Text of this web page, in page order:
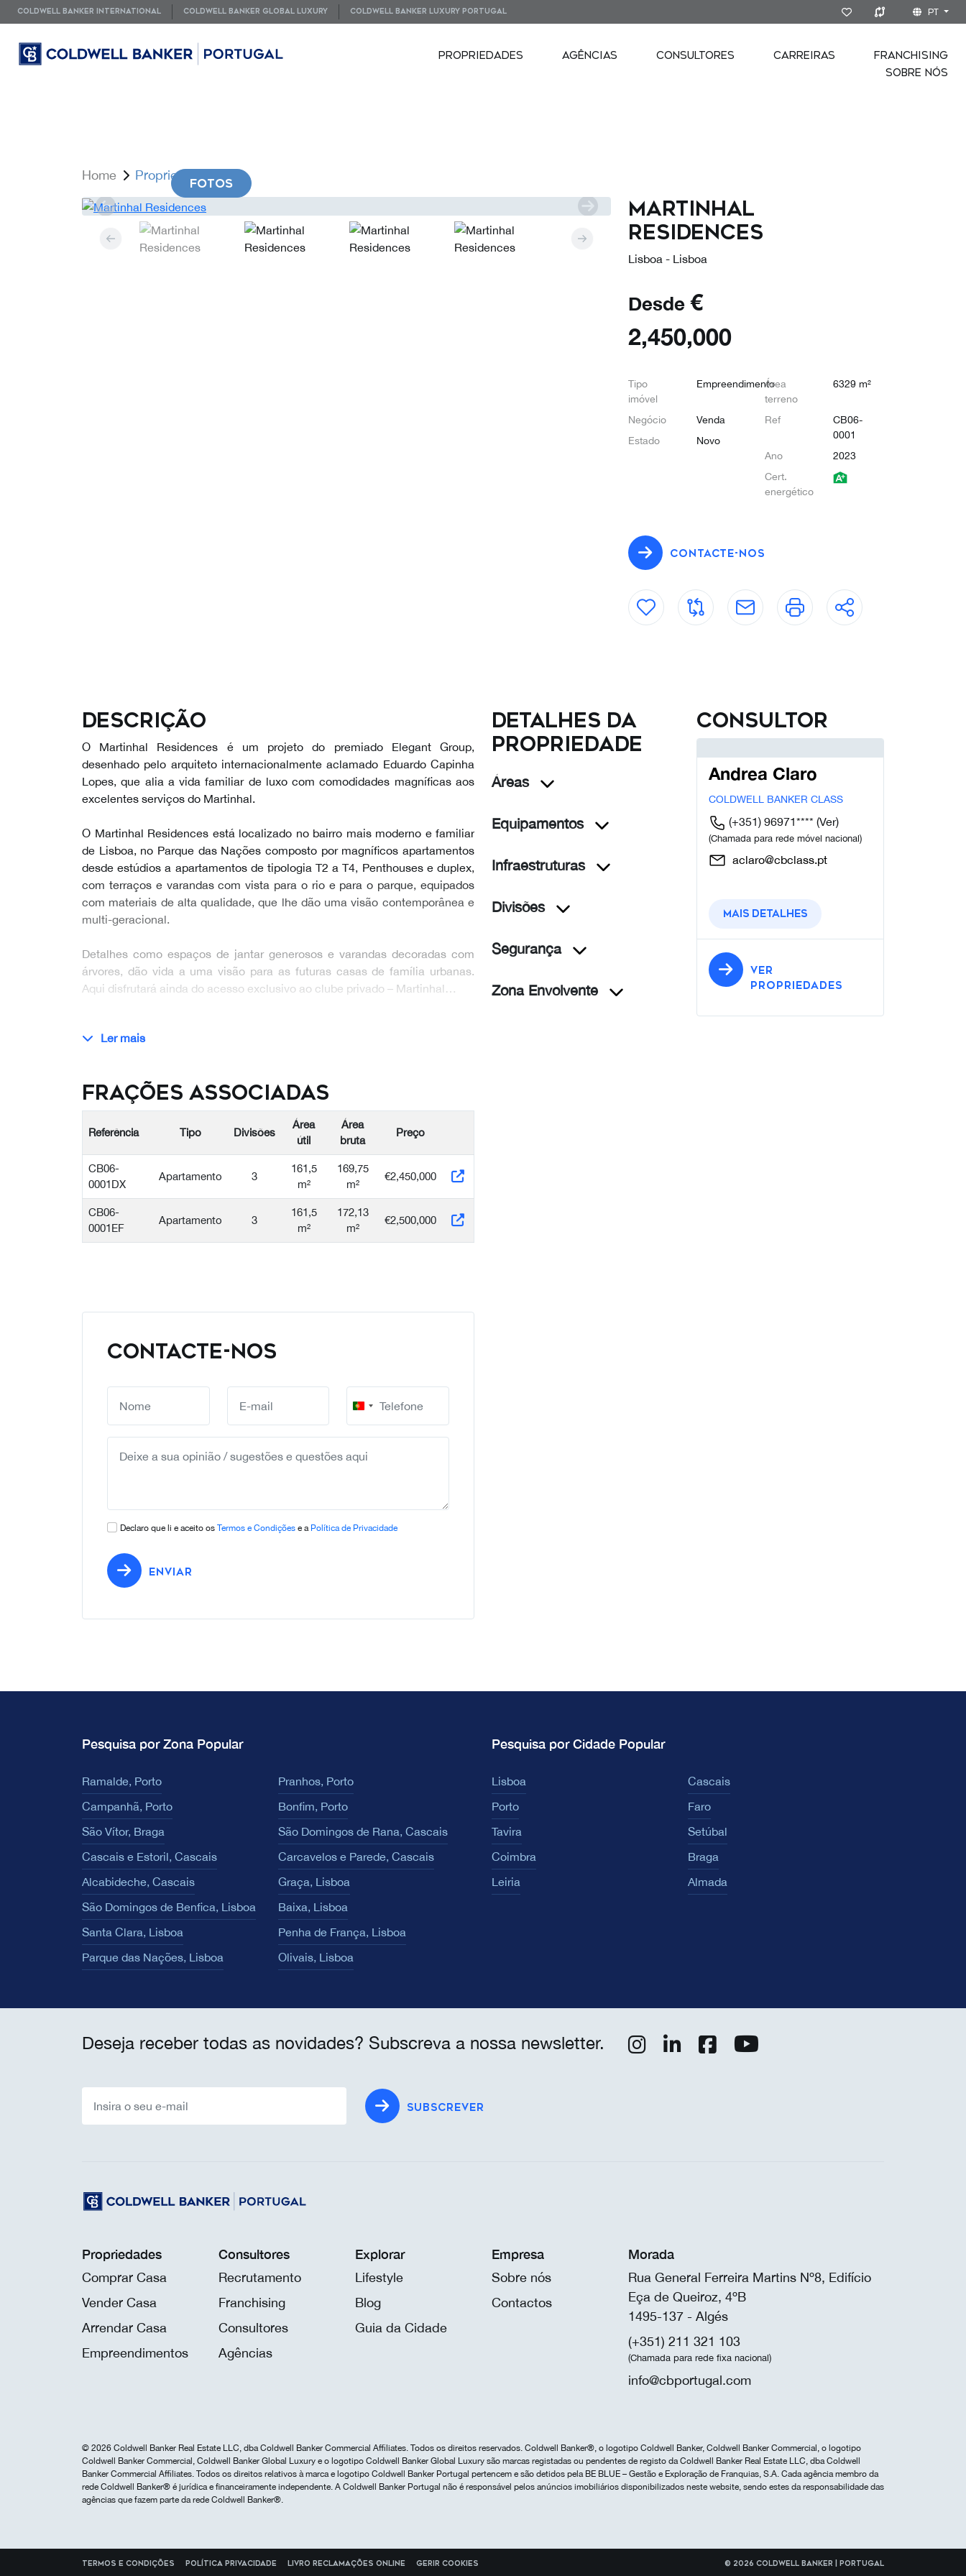
COLDWELL BANKER INTERNATIONAL COLDWELL BANKER GLOBAL LUXURY COLDWELL BANKER LUXURY PORTUGAL PT
PROPRIEDADES AGÊNCIAS CONSULTORES CARREIRAS
FRANCHISING
SOBRE NÓS
Home Propriedade
FOTOS
Martinhal
Residences
Lisboa - Lisboa
Desde €
2,450,000
Tipo
imóvel
Empreendimento
Negócio
Venda
Estado
Novo
Área
terreno
6329 m²
Ref
CB06-
0001
Ano
2023
Cert.
energético
CONTACTE-NOS
Descrição
O Martinhal Residences é um projeto do premiado Elegant Group,
desenhado pelo arquiteto internacionalmente aclamado Eduardo Capinha
Lopes, que alia a vida familiar de luxo com comodidades magníficas aos
excelentes serviços do Martinhal.
O Martinhal Residences está localizado no bairro mais moderno e familiar
de Lisboa, no Parque das Nações composto por magníficos apartamentos
desde estúdios a apartamentos de tipologia T2 a T4, Penthouses e duplex,
com terraços e varandas com vista para o rio e para o parque, equipados
com materiais de alta qualidade, que lhe dão uma visão contemporânea e
multi-geracional.
Detalhes como espaços de jantar generosos e varandas decoradas com
árvores, dão vida a uma visão para as futuras casas de família urbanas.
Aqui disfrutará ainda do acesso exclusivo ao clube privado – Martinhal…
Ler mais
Frações Associadas
Referência Tipo Divisões
Área
útil
Área
bruta
Preço
CB06-
0001DX
Apartamento 3
161,5
m²
169,75
m²
€2,450,000
CB06-
0001EF
Apartamento 3
161,5
m²
172,13
m²
€2,500,000
CONTACTE-NOS
Portugal
+351
Declaro que li e aceito os Termos e Condições e a Política de Privacidade
ENVIAR
Detalhes da
propriedade
Áreas
Equipamentos
Infraestruturas
Divisões
Segurança
Zona Envolvente
Consultor
Andrea Claro
COLDWELL BANKER CLASS
(+351) 96971**** (Ver)
(Chamada para rede móvel nacional)
aclaro@cbclass.pt
Mais detalhes
VER
PROPRIEDADES
Pesquisa por Zona Popular
Ramalde, Porto
Pranhos, Porto
Campanhã, Porto
Bonfim, Porto
São Vítor, Braga
São Domingos de Rana, Cascais
Cascais e Estoril, Cascais
Carcavelos e Parede, Cascais
Alcabideche, Cascais
Graça, Lisboa
São Domingos de Benfica, Lisboa
Baixa, Lisboa
Santa Clara, Lisboa
Penha de França, Lisboa
Parque das Nações, Lisboa
Olivais, Lisboa
Pesquisa por Cidade Popular
Lisboa
Cascais
Porto
Faro
Tavira
Setúbal
Coimbra
Braga
Leiria
Almada
Deseja receber todas as novidades? Subscreva a nossa newsletter.
SUBSCREVER
Propriedades
Comprar Casa
Vender Casa
Arrendar Casa
Empreendimentos
Consultores
Recrutamento
Franchising
Consultores
Agências
Explorar
Lifestyle
Blog
Guia da Cidade
Empresa
Sobre nós
Contactos
Morada
Rua General Ferreira Martins Nº8, Edifício
Eça de Queiroz, 4ºB
1495-137 - Algés
(+351) 211 321 103
(Chamada para rede fixa nacional)
info@cbportugal.com
© 2026 Coldwell Banker Real Estate LLC, dba Coldwell Banker Commercial Affiliates. Todos os direitos reservados. Coldwell Banker®, o logotipo Coldwell Banker, Coldwell Banker Commercial, o logotipo
Coldwell Banker Commercial, Coldwell Banker Global Luxury e o logotipo Coldwell Banker Global Luxury são marcas registadas ou pendentes de registo da Coldwell Banker Real Estate LLC, dba Coldwell
Banker Commercial Affiliates. Todos os direitos relativos à marca e logotipo Coldwell Banker Portugal pertencem e são detidos pela BE BLUE – Gestão e Exploração de Franquias, S.A. Cada agência membro da
rede Coldwell Banker® é jurídica e financeiramente independente. A Coldwell Banker Portugal não é responsável pelos anúncios imobiliários disponibilizados neste website, sendo estes da responsabilidade das
agências que fazem parte da rede Coldwell Banker®.
Termos e Condições Política Privacidade Livro reclamações online Gerir cookies © 2026 Coldwell Banker | Portugal